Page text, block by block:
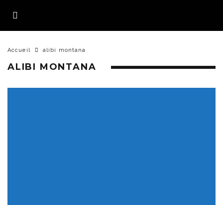
Accueil alibi montana
ALIBI MONTANA